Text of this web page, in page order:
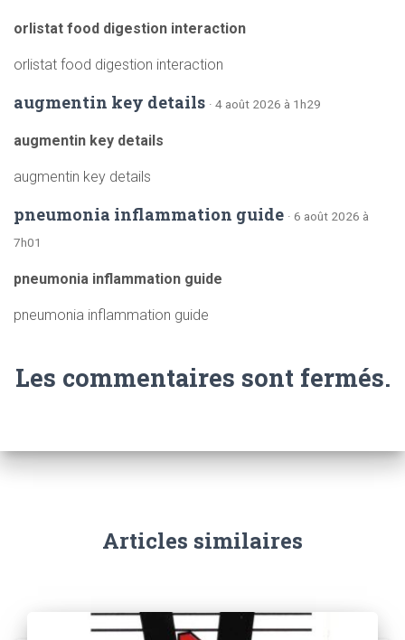
orlistat food digestion interaction
orlistat food digestion interaction
augmentin key details · 4 août 2026 à 1h29
augmentin key details
augmentin key details
pneumonia inflammation guide · 6 août 2026 à
7h01
pneumonia inflammation guide
pneumonia inflammation guide
Les commentaires sont fermés.
Articles similaires